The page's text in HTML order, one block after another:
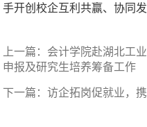
手开创校企互利共赢、协同发
上一篇： 会计学院赴湖北工
申报及研究生培养筹备工作
下一篇：访企拓岗促就业，